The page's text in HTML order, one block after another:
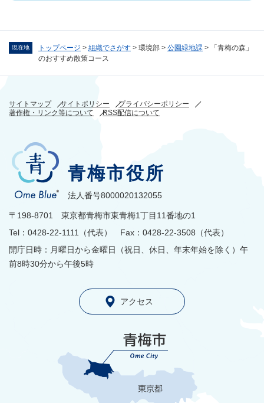
現在地 トップページ > 組織でさがす > 環境部 > 公園緑地課 >
「青梅の森」
のおすすめ散策コース
サイトマップ サイトポリシー
プライバシーポリシー
著作権・リンク等について
RSS配信について
青梅市役所
法人番号8000020132055
〒198-8701 東京都青梅市東青梅1丁目11番地の1
Tel：0428-22-1111（代表） Fax：0428-22-3508（代表）
開庁日時：月曜日から金曜日（祝日、休日、年末年始を除く）午
前8時30分から午後5時
アクセス